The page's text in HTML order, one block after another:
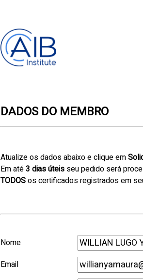
DADOS DO MEMBRO
Atualize os dados abaixo e clique em
Em até3 dias úteis seu pedido será
TODOSos certificados registrados em
Nome
Email